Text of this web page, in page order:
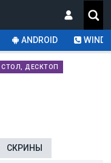
ANDROID
ДЕСКТОП
СКРИНЫ